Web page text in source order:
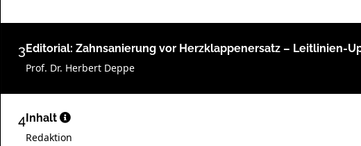
3Editorial: Zahnsanierung vor Herzklappenersatz – Leitlinien-
Prof. Dr. Herbert Deppe
4Inhalt
Redaktion